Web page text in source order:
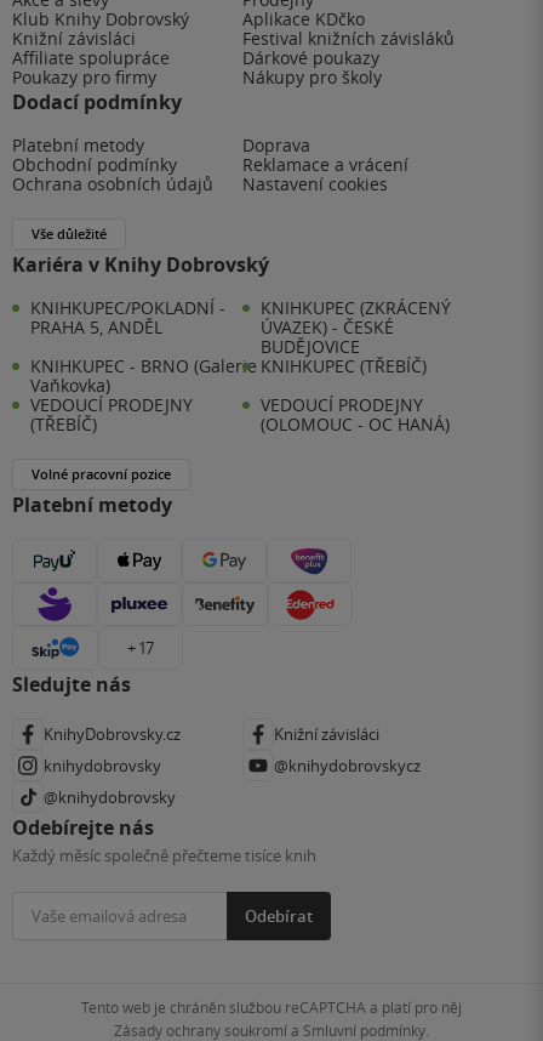
Klub Knihy Dobrovský
Aplikace KDčko
Knižní závisláci
Festival knižních závisláků
Affiliate spolupráce
Dárkové poukazy
Poukazy pro firmy
Nákupy pro školy
Dodací podmínky
Platební metody
Doprava
Obchodní podmínky
Reklamace a vrácení
Ochrana osobních údajů
Nastavení cookies
Vše důležité
Kariéra v Knihy Dobrovský
KNIHKUPEC/POKLADNÍ -
PRAHA 5, ANDĚL
KNIHKUPEC (ZKRÁCENÝ
ÚVAZEK) - ČESKÉ
BUDĚJOVICE
KNIHKUPEC - BRNO (Galerie
Vaňkovka)
KNIHKUPEC (TŘEBÍČ)
VEDOUCÍ PRODEJNY
(TŘEBÍČ)
VEDOUCÍ PRODEJNY
(OLOMOUC - OC HANÁ)
Volné pracovní pozice
Platební metody
+ 17
Sledujte nás
KnihyDobrovsky.cz
Knižní závisláci
knihydobrovsky
@knihydobrovskycz
@knihydobrovsky
Odebírejte nás
Každý měsíc společně přečteme tisíce knih
Odebírat
Tento web je chráněn službou reCAPTCHA a platí pro něj
Zásady ochrany soukromía Smluvní podmínky.